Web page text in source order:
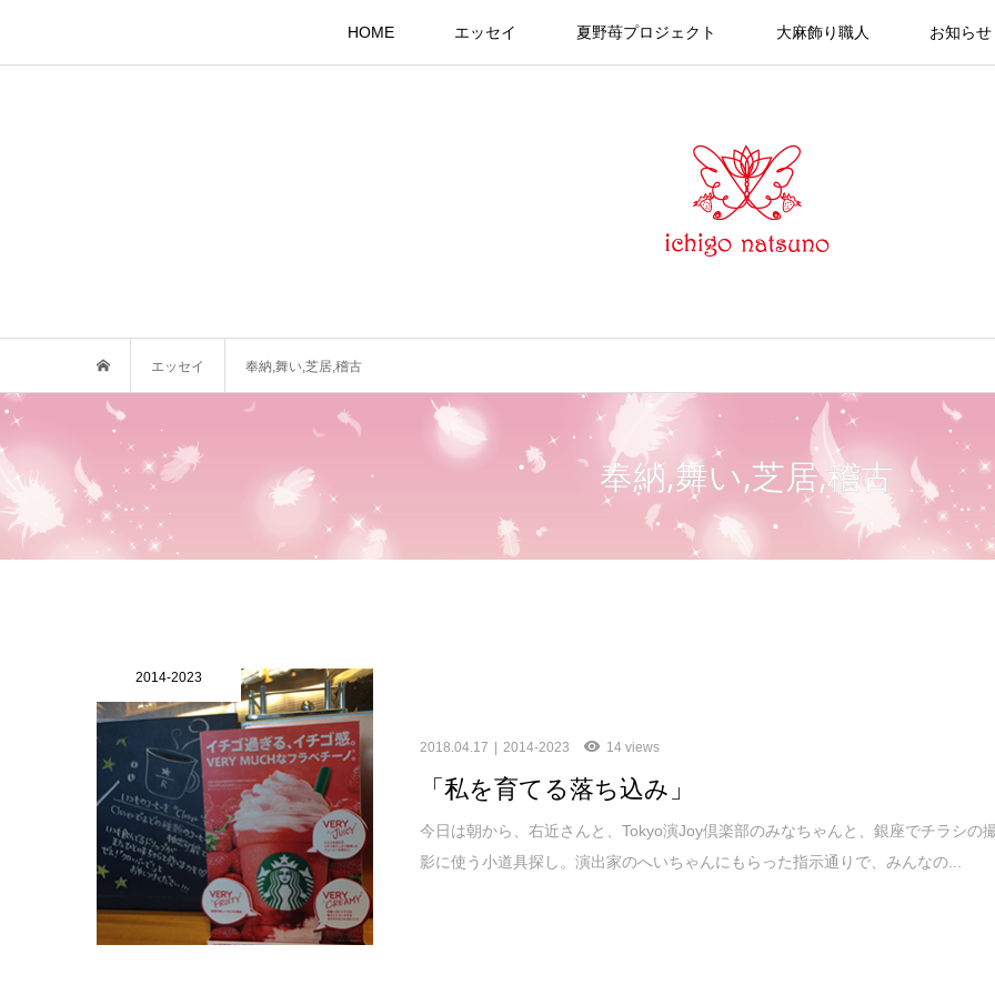
HOME エッセイ 夏野苺プロジェクト 大麻飾り職人 お知らせ
エッセイ 奉納,舞い,芝居,稽古
奉納,舞い,芝居,稽古
2014-2023
2018.04.17 2014-2023 14 views
「私を育てる落ち込み」
今日は朝から、右近さんと、Tokyo演Joy倶楽部のみなちゃんと、銀座でチラシの
影に使う小道具探し。演出家のへいちゃんにもらった指示通りで、みんなの...